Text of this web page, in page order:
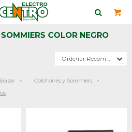
COLOR NEGRO
Recomendados
Colchones y Sommiers